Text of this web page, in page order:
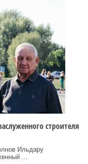
строителя
Ильдару
...